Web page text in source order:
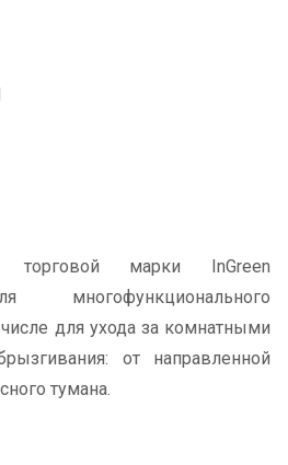
торговой марки InGreen
многофункционального
для ухода за комнатными
от направленной
тумана.